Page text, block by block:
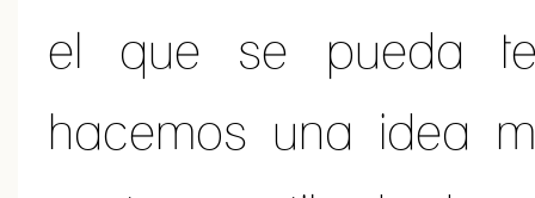
el que se pueda
hacemos una idea